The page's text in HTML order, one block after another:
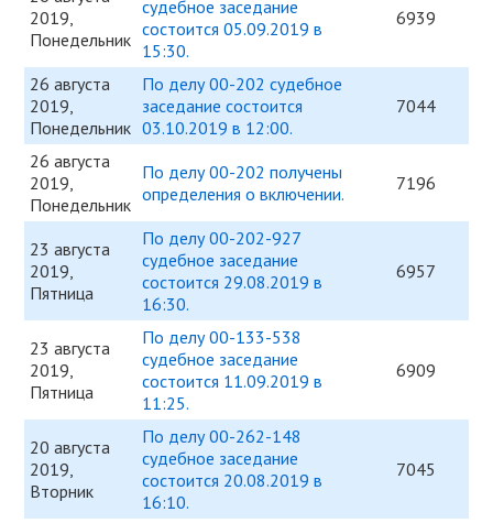
2019,
Понедельник
судебное заседание
состоится 05.09.2019 в
15:30.
6939
26 августа
2019,
Понедельник
По делу 00-202 судебное
заседание состоится
03.10.2019 в 12:00.
7044
26 августа
2019,
Понедельник
По делу 00-202 получены
определения о включении.
7196
23 августа
2019,
Пятница
По делу 00-202-927
судебное заседание
состоится 29.08.2019 в
16:30.
6957
23 августа
2019,
Пятница
По делу 00-133-538
судебное заседание
состоится 11.09.2019 в
11:25.
6909
20 августа
2019,
Вторник
По делу 00-262-148
судебное заседание
состоится 20.08.2019 в
16:10.
7045